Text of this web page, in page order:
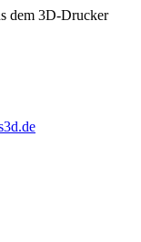
dem 3D-Drucker